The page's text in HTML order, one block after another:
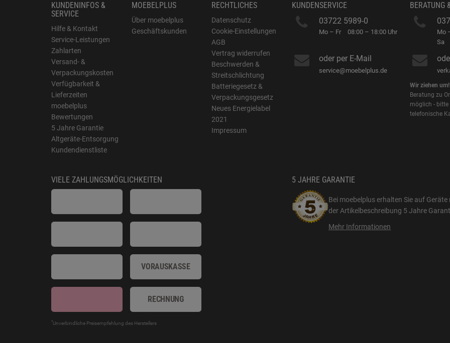
KUNDENINFOS &
SERVICE
Hilfe & Kontakt
Service-Leistungen
Zahlarten
Versand- &
Verpackungskosten
Verfügbarkeit &
Lieferzeiten
moebelplus
Bewertungen
5 Jahre Garantie
Altgeräte-Entsorgung
Kundendienstliste
MOEBELPLUS
Über moebelplus
Geschäftskunden
RECHTLICHES
Datenschutz
Cookie-Einstellungen
AGB
Vertrag widerrufen
Beschwerden &
Streitschlichtung
Batteriegesetz &
Verpackungsgesetz
Neues Energielabel
2021
Impressum
KUNDENSERVICE
03722 5989-0
Mo – Fr 08:00 – 18:00 Uhr
oder per E-Mail
service@moebelplus.de
BERATUNG
Mo
Sa
Wir ziehen um!
Beratung zu
möglich - bitte
telefonische
VIELE ZAHLUNGSMÖGLICHKEITEN
VORAUSKASSE
RECHNUNG
*Unverbindliche Preisempfehlung des Herstellers
5 JAHRE GARANTIE
Bei moebelplus erhalten Sie auf Geräte
der Artikelbeschreibung 5 Jahre
Mehr Informationen